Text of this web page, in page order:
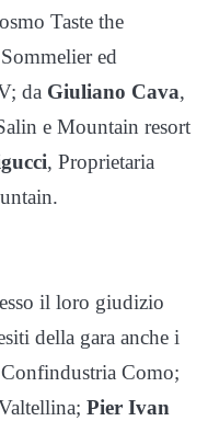
Taste the
ed
da Giuliano Cava,
e Mountain resort
, Proprietaria
il loro giudizio
della gara anche i
Como;
Pier Ivan